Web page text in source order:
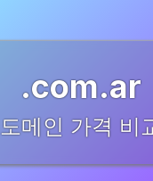
.com.ar
도메인 가격 비